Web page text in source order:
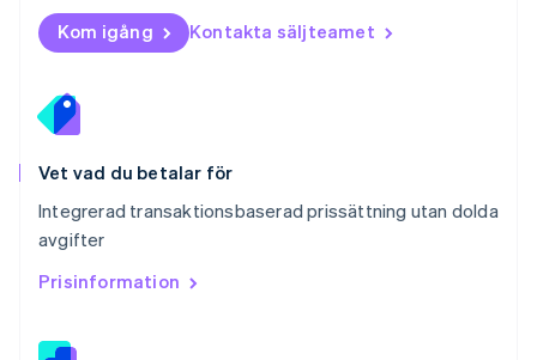
Kom igång Kontakta säljteamet
Vet vad du betalar för
Integrerad transaktionsbaserad prissättning utan dolda
avgifter
Prisinformation
Português English
Rumänien
Schweiz
Deutsch
English简体中文
English
Slovenien
English Italiano
Storbritannien